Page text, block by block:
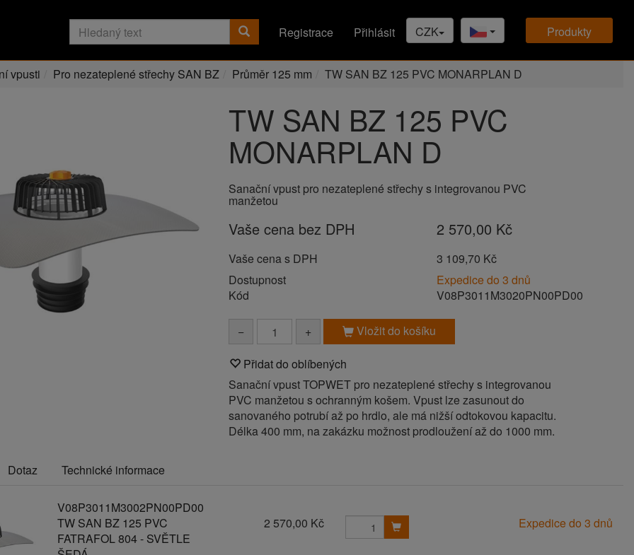
produkty
CZK
Registrace Přihlásit
vpusti Pro nezateplené střechy SAN BZ Průměr 125 mm TW SAN BZ 125 PVC MONARPLAN D
TW SAN BZ 125 PVC
MONARPLAN D
Sanační vpust pro nezateplené střechy s integrovanou PVC
manžetou
Vaše cena bez DPH 2 570,00 Kč
Vaše cena s DPH
3 109,70 Kč
Dostupnost
Expedice do 3 dnů
Kód
V08P3011M3020PN00PD00
− + Vložit do košíku
Přidat do oblíbených
Sanační vpust TOPWET pro nezateplené střechy s integrovanou
PVC manžetou s ochranným košem. Vpust lze zasunout do
sanovaného potrubí až po hrdlo, ale má nižší odtokovou kapacitu.
Délka 400 mm, na zakázku možnost prodloužení až do 1000 mm.
Dotaz Technické informace
V08P3011M3002PN00PD00
TW SAN BZ 125 PVC
FATRAFOL 804 - SVĚTLE
2 570,00 Kč Expedice do 3 dnů